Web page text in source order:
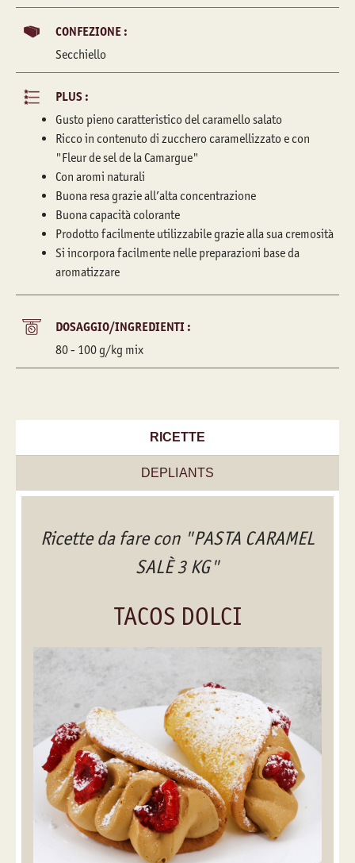
CONFEZIONE :
Secchiello
PLUS :
Gusto pieno caratteristico del caramello salato
Ricco in contenuto di zucchero caramellizzato e con
"Fleur de sel de la Camargue"
Con aromi naturali
Buona resa grazie all’alta concentrazione
Buona capacità colorante
Prodotto facilmente utilizzabile grazie alla sua cremosità
Si incorpora facilmente nelle preparazioni base da
aromatizzare
DOSAGGIO/INGREDIENTI :
80 - 100 g/kg mix
RICETTE
DEPLIANTS
Ricette da fare con "PASTA CARAMEL
SALÈ 3 KG"
TACOS DOLCI